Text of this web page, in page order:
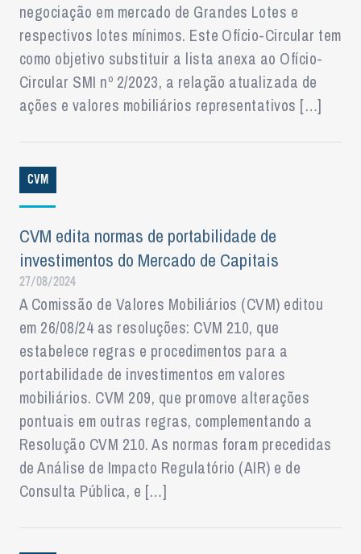
negociação em mercado de Grandes Lotes e
respectivos lotes mínimos. Este Ofício-Circular tem
como objetivo substituir a lista anexa ao Ofício-
Circular SMI nº 2/2023, a relação atualizada de
ações e valores mobiliários representativos […]
CVM
CVM edita normas de portabilidade de
investimentos do Mercado de Capitais
27/08/2024
A Comissão de Valores Mobiliários (CVM) editou
em 26/08/24 as resoluções: CVM 210, que
estabelece regras e procedimentos para a
portabilidade de investimentos em valores
mobiliários. CVM 209, que promove alterações
pontuais em outras regras, complementando a
Resolução CVM 210. As normas foram precedidas
de Análise de Impacto Regulatório (AIR) e de
Consulta Pública, e […]